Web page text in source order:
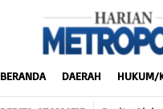
BERANDA DAERAH HUKUM/